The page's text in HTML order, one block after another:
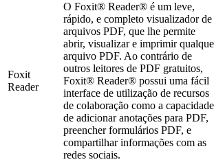
Foxit
Reader
O Foxit® Reader® é um leve,
rápido, e completo visualizador de
arquivos PDF, que lhe permite
abrir, visualizar e imprimir
arquivo PDF. Ao contrário de
outros leitores de PDF gratuitos,
Foxit® Reader® possui uma fácil
interface de utilização de recursos
de colaboração como a capacidade
de adicionar anotações para PDF,
preencher formulários PDF, e
compartilhar informações com as
redes sociais.